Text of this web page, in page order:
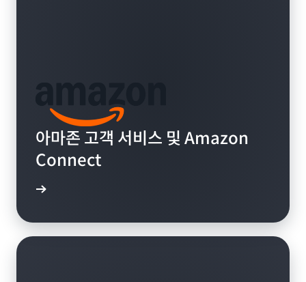
아마존 고객 서비스 및 Amazon
Connect